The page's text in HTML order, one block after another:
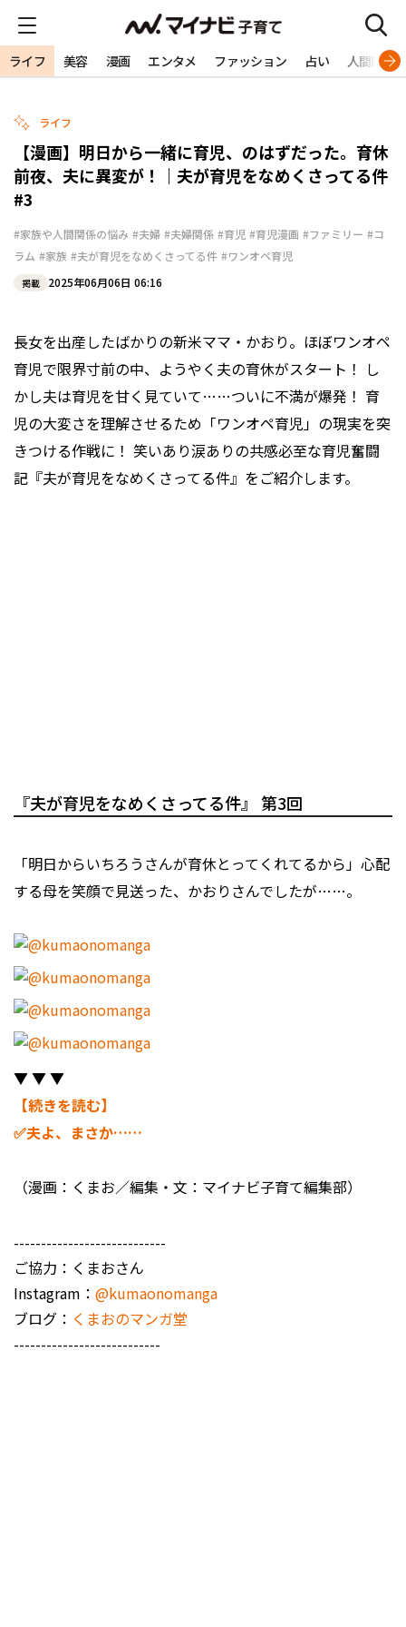
ライフ 美容 漫画 エンタメ ファッション 占い 人間関係
ライフ
【漫画】明日から一緒に育児、のはずだった。育休
前夜、夫に異変が！｜夫が育児をなめくさってる件
#3
#家族や人間関係の悩み #夫婦 #夫婦関係 #育児 #育児漫画 #ファミリー #コ
ラム #家族 #夫が育児をなめくさってる件 #ワンオペ育児
掲載 2025年06月06日 06:16
長女を出産したばかりの新米ママ・かおり。ほぼワンオペ
育児で限界寸前の中、ようやく夫の育休がスタート！ し
かし夫は育児を甘く見ていて……ついに不満が爆発！ 育
児の大変さを理解させるため「ワンオペ育児」の現実を突
きつける作戦に！ 笑いあり涙ありの共感必至な育児奮闘
記『夫が育児をなめくさってる件』をご紹介します。
『夫が育児をなめくさってる件』 第3回
「明日からいちろうさんが育休とってくれてるから」心配
する母を笑顔で見送った、かおりさんでしたが……。
▼ ▼ ▼
【続きを読む】
✅夫よ、まさか……
（漫画：くまお／編集・文：マイナビ子育て編集部）
----------------------------
ご協力：くまおさん
Instagram： @kumaonomanga
ブログ： くまおのマンガ堂
---------------------------